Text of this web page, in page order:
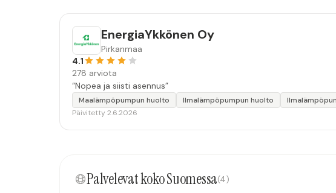
EnergiaYkkönen Oy
Pirkanmaa
4.1
278 arviota
“Nopea ja siisti asennus”
Maalämpöpumpun huolto Ilmalämpöpumpun huolto
Päivitetty 2.6.2026
Palvelevat koko Suomessa(4)